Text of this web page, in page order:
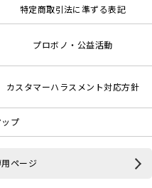
特定商取引法に準ずる表記
プロボノ・公益活動
カスタマーハラスメント対応方針
プ
ページ